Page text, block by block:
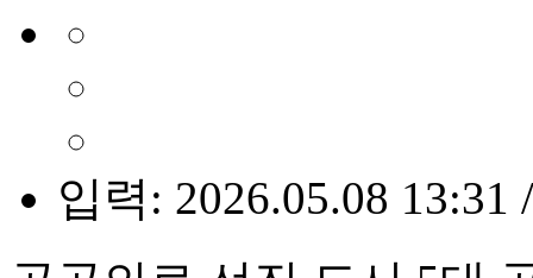
입력: 2026.05.08 13:31